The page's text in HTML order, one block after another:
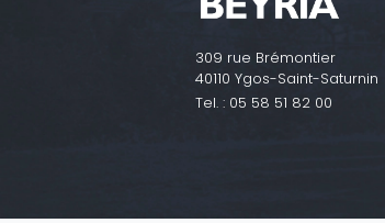
309 rue Brémontier
40110 Ygos-Saint-Saturnin
Tel. : 05 58 51 82 00